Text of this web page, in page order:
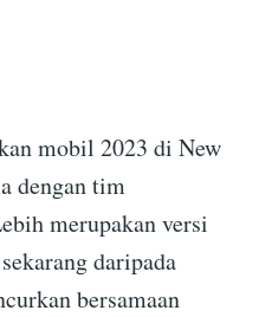
mobil 2023 di New
dengan tim
merupakan versi
daripada
bersamaan